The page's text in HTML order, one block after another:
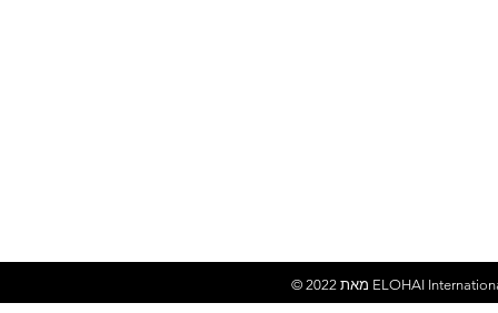
ELOHAI